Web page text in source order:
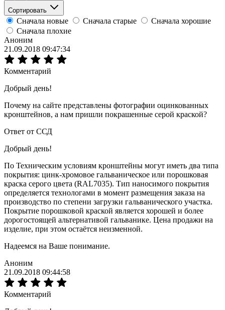
Сортировать
Сначала новые Сначала старые
Сначала хорошие
Сначала плохие
Аноним
21.09.2018 09:47:34
Комментарий
Добрый день!
Почему на сайте представлены фотографии оцинкованных
кронштейнов, а нам пришли покрашенные серой краской?
Ответ от ССД
Добрый день!
По Техническим условиям кронштейны могут иметь два типа
покрытия: цинк-хромовое гальваническое или порошковая
краска серого цвета (RAL7035). Тип наносимого покрытия
определяется технологами в момент размещения заказа на
производство по степени загрузки гальванического участка.
Покрытие порошковой краской является хорошей и более
дорогостоящей альтернативой гальванике. Цена продажи на
изделие, при этом остаётся неизменной.
Надеемся на Ваше понимание.
Аноним
21.09.2018 09:44:58
Комментарий